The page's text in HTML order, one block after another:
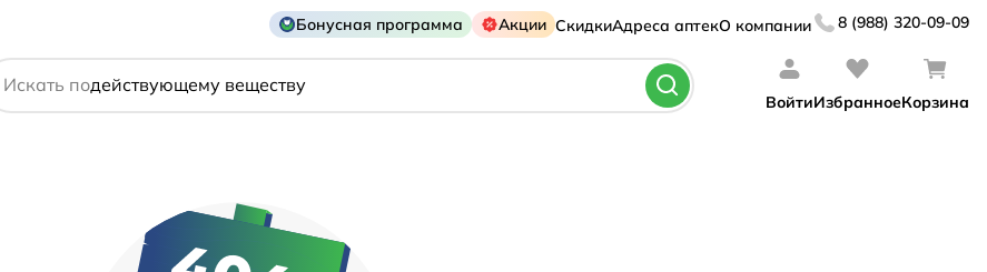
Бонусная программа Акции СкидкиАдреса аптекО компании 8 (988) 320-09-09
Искать по
названию препарата
действующему веществу
ВойтиИзбранноеКорзина